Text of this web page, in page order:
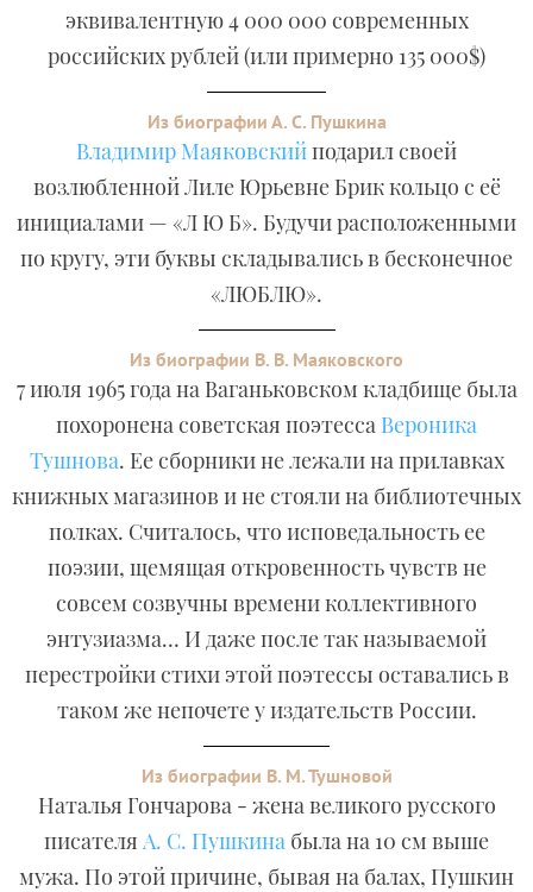
эквивалентную 4 000 000 современных
российских рублей (или примерно 135 000$)
Из биографии А. С. Пушкина
Владимир Маяковскийподарил своей
возлюбленной Лиле Юрьевне Брик кольцо с её
инициалами — «Л Ю Б». Будучи расположенными
по кругу, эти буквы складывались в бесконечное
«ЛЮБЛЮ».
Из биографии В. В. Маяковского
7 июля 1965 года на Ваганьковском кладбище была
похоронена советская поэтесса Вероника
Тушнова. Ее сборники не лежали на прилавках
книжных магазинов и не стояли на библиотечных
полках. Считалось, что исповедальность ее
поэзии, щемящая откровенность чувств не
совсем созвучны времени коллективного
энтузиазма… И даже после так называемой
перестройки стихи этой поэтессы оставались в
таком же непочете у издательств России.
Из биографии В. М. Тушновой
Наталья Гончарова - жена великого русского
писателя А. С. Пушкина была на 10 см выше
мужа. По этой причине, бывая на балах, Пушкин